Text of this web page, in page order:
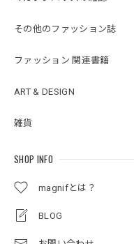
その他のファッション誌
ファッション 関連書籍
ART & DESIGN
雑貨
SHOP INFO
magnifとは？
BLOG